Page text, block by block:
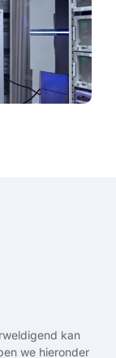
kan
we hieronder